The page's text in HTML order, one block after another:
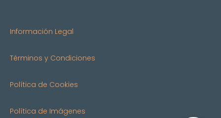
Información Legal
Términos y Condiciones
Política de Cookies
Política de Imágenes